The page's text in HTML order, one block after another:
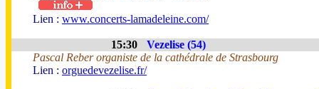
Lien : www.concerts-lamadeleine.com/
15:30
Vezelise (54)
Pascal Reber organiste de la cathédrale de Strasbourg
Lien : orguedevezelise.fr/